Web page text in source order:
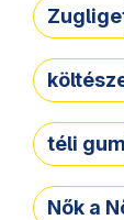
téli
Nők a